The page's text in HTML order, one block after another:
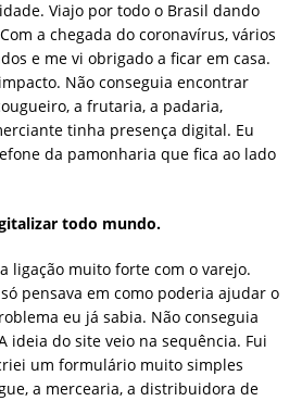
Viajo por todo o Brasil dando
a chegada do coronavírus, vários
e me vi obrigado a ficar em casa.
Não conseguia encontrar
a frutaria, a padaria,
tinha presença digital. Eu
da pamonharia que fica ao lado
todo mundo.
ligação muito forte com o varejo.
pensava em como poderia ajudar o
eu já sabia. Não conseguia
ideia do site veio na sequência. Fui
um formulário muito simples
a mercearia, a distribuidora de